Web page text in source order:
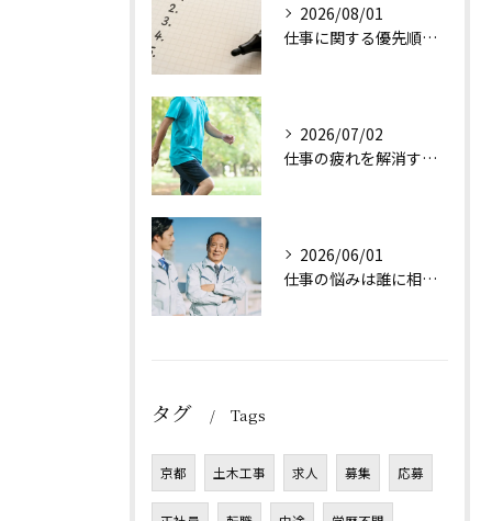
2026/08/01
仕事に関する優先順位のつけ方とは
2026/07/02
仕事の疲れを解消する方法は？
2026/06/01
仕事の悩みは誰に相談すれば良い？
タグ Tags
京都 土木工事 求人 募集 応募